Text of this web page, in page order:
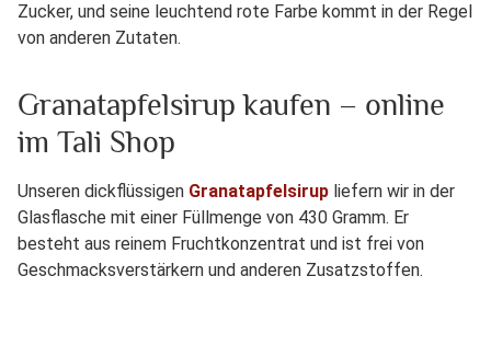
Zucker, und seine leuchtend rote Farbe kommt in der Regel
von anderen Zutaten.
Granatapfelsirup kaufen – online
im Tali Shop
Unseren dickflüssigen Granatapfelsirup liefern wir in der
Glasflasche mit einer Füllmenge von 430 Gramm. Er
besteht aus reinem Fruchtkonzentrat und ist frei von
Geschmacksverstärkern und anderen Zusatzstoffen.